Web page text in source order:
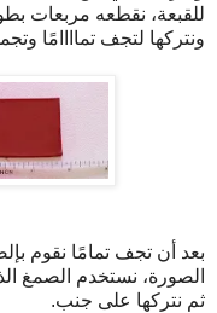
للقبعة، نقطعه مربعات بطول
ونتركها لتجف تماااامًا
بعد أن تجف تمامًا نقوم
الصورة، نستخدم الصمغ
ثم نتركها على جنب.